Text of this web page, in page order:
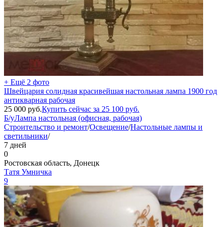
+ Ещё 2 фото
Швейцария солидная красивейшая настольная лампа 1900 год
антикварная рабочая
25 000 руб.Купить сейчас за 25 100 руб.
Б/уЛампа настольная (офисная, рабочая)
Строительство и ремонт/Освещение/Настольные лампы и
светильники/
7 дней
0
Ростовская область, Донецк
Татя Умничка
9